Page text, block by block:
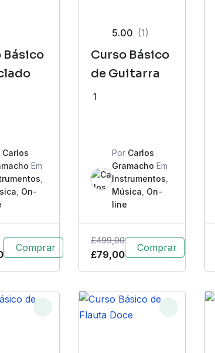
Básico
Carlos
Em
On-
Comprar
5.00 (1)
Curso Básico
de Guitarra
1
Por Carlos
Gramacho Em
Instrumentos
Música On-
line
£499,00
£79,00
Comprar